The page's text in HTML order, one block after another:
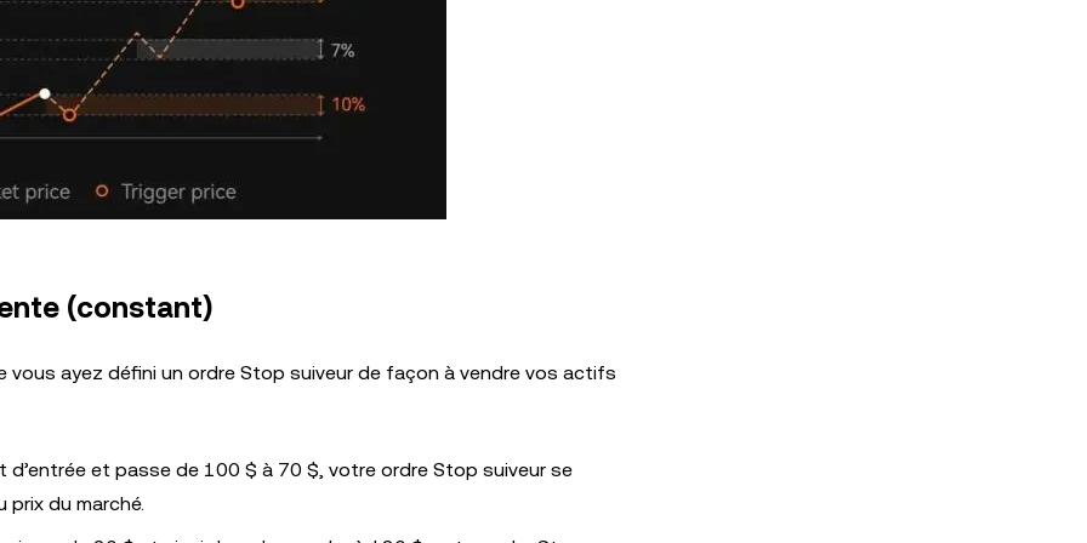
(constant)
vous ayez défini un ordre Stop suiveur de façon à vendre vos actifs
et passe de 100 $ à 70 $, votre ordre Stop suiveur se
du marché.